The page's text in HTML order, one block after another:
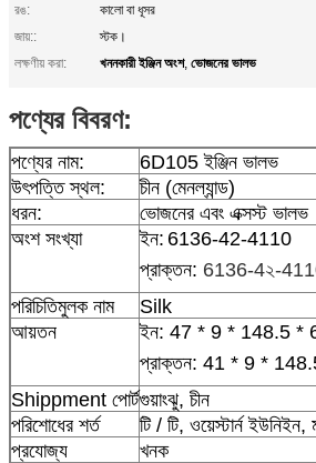
রঙ:
কালো বা ধূসর
জায়::
স্টক।
লক্ষণীয় করা:
খননকারী ইঞ্জিন অংশ, ভোজনের ভালভ
পণ্যের বিবরণ:
পণ্যের নাম:
6D105 ইঞ্জিন ভালভ
উৎপত্তি স্থল:
চীন (মেনল্যান্ড)
ধরন:
ভোজনের এবং এক্সস্ট ভালভ
অংশ সংখ্যা
ইন: 6136-42-4110
প্রাক্তন: 6136-4২-
পরিচিতিমুলক নাম
Silk
আয়তন
ইন: 47 * 9 * 148.5 *
প্রাক্তন: 41 * 9 *
Shippment পোর্টগুয়াংঝু, চীন
পরিশোধের শর্ত
টি / টি, ওয়েস্টার্ন ইউনিইন,
প্রযোজ্য
খনক